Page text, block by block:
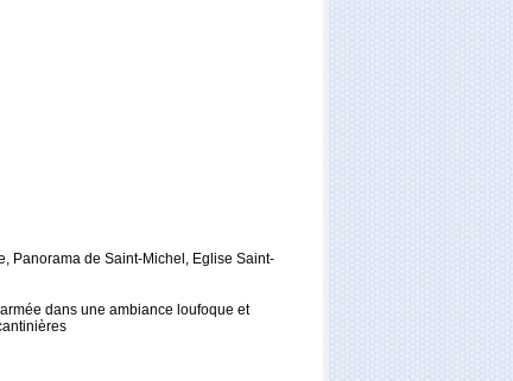
Panorama de Saint-Michel, Eglise Saint-
dans une ambiance loufoque et